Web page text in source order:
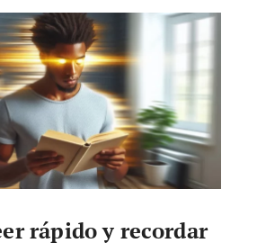
rápido y recordar